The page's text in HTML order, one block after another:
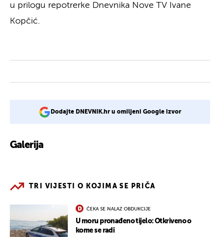
u prilogu repotrerke Dnevnika Nove TV Ivane
Kopčić.
Dodajte DNEVNIK.hr u omiljeni Google izvor
Galerija
TRI VIJESTI O KOJIMA SE PRIČA
ČEKA SE NALAZ OBDUKCIJE
U moru pronađeno tijelo: Otkriveno o
kome se radi